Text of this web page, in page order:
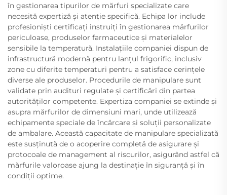
în gestionarea tipurilor de mărfuri specializate care
necesită expertiză și atenție specifică. Echipa lor include
profesioniști certificați instruiți în gestionarea mărfurilor
periculoase, produselor farmaceutice și materialelor
sensibile la temperatură. Instalațiile companiei dispun de
infrastructură modernă pentru lanțul frigorific, inclusiv
zone cu diferite temperaturi pentru a satisface cerințele
diverse ale produselor. Procedurile de manipulare sunt
validate prin audituri regulate și certificări din partea
autorităților competente. Expertiza companiei se extinde și
asupra mărfurilor de dimensiuni mari, unde utilizează
echipamente speciale de încărcare și soluții personalizate
de ambalare. Această capacitate de manipulare specializată
este susținută de o acoperire completă de asigurare și
protocoale de management al riscurilor, asigurând astfel că
mărfurile valoroase ajung la destinație în siguranță și în
condiții optime.